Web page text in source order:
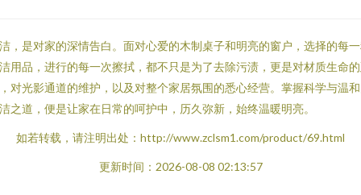
，是对家的深情告白。面对心爱的木制桌子和明亮的窗户，选择的每
用品，进行的每一次擦拭，都不只是为了去除污渍，更是对材质生命
对光影通道的维护，以及对整个家居氛围的悉心经营。掌握科学与温
之道，便是让家在日常的呵护中，历久弥新，始终温暖明亮。
如若转载，请注明出处：http://www.zclsm1.com/product/69.html
更新时间：2026-08-08 02:13:57